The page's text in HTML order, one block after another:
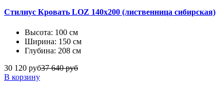
Стилиус Кровать LOZ 140х200 (лиственница сибирская)
Высота: 100 см
Ширина: 150 см
Глубина: 208 см
30 120 руб37 640 руб
В корзину